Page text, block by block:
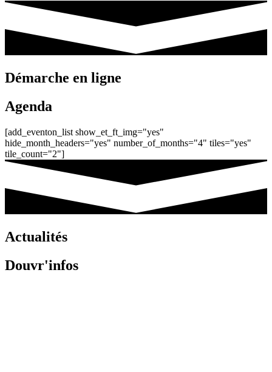
Démarche en ligne
Agenda
[add_eventon_list show_et_ft_img="yes"
hide_month_headers="yes" number_of_months="4" tiles="yes"
tile_count="2"]
Actualités
Douvr'infos